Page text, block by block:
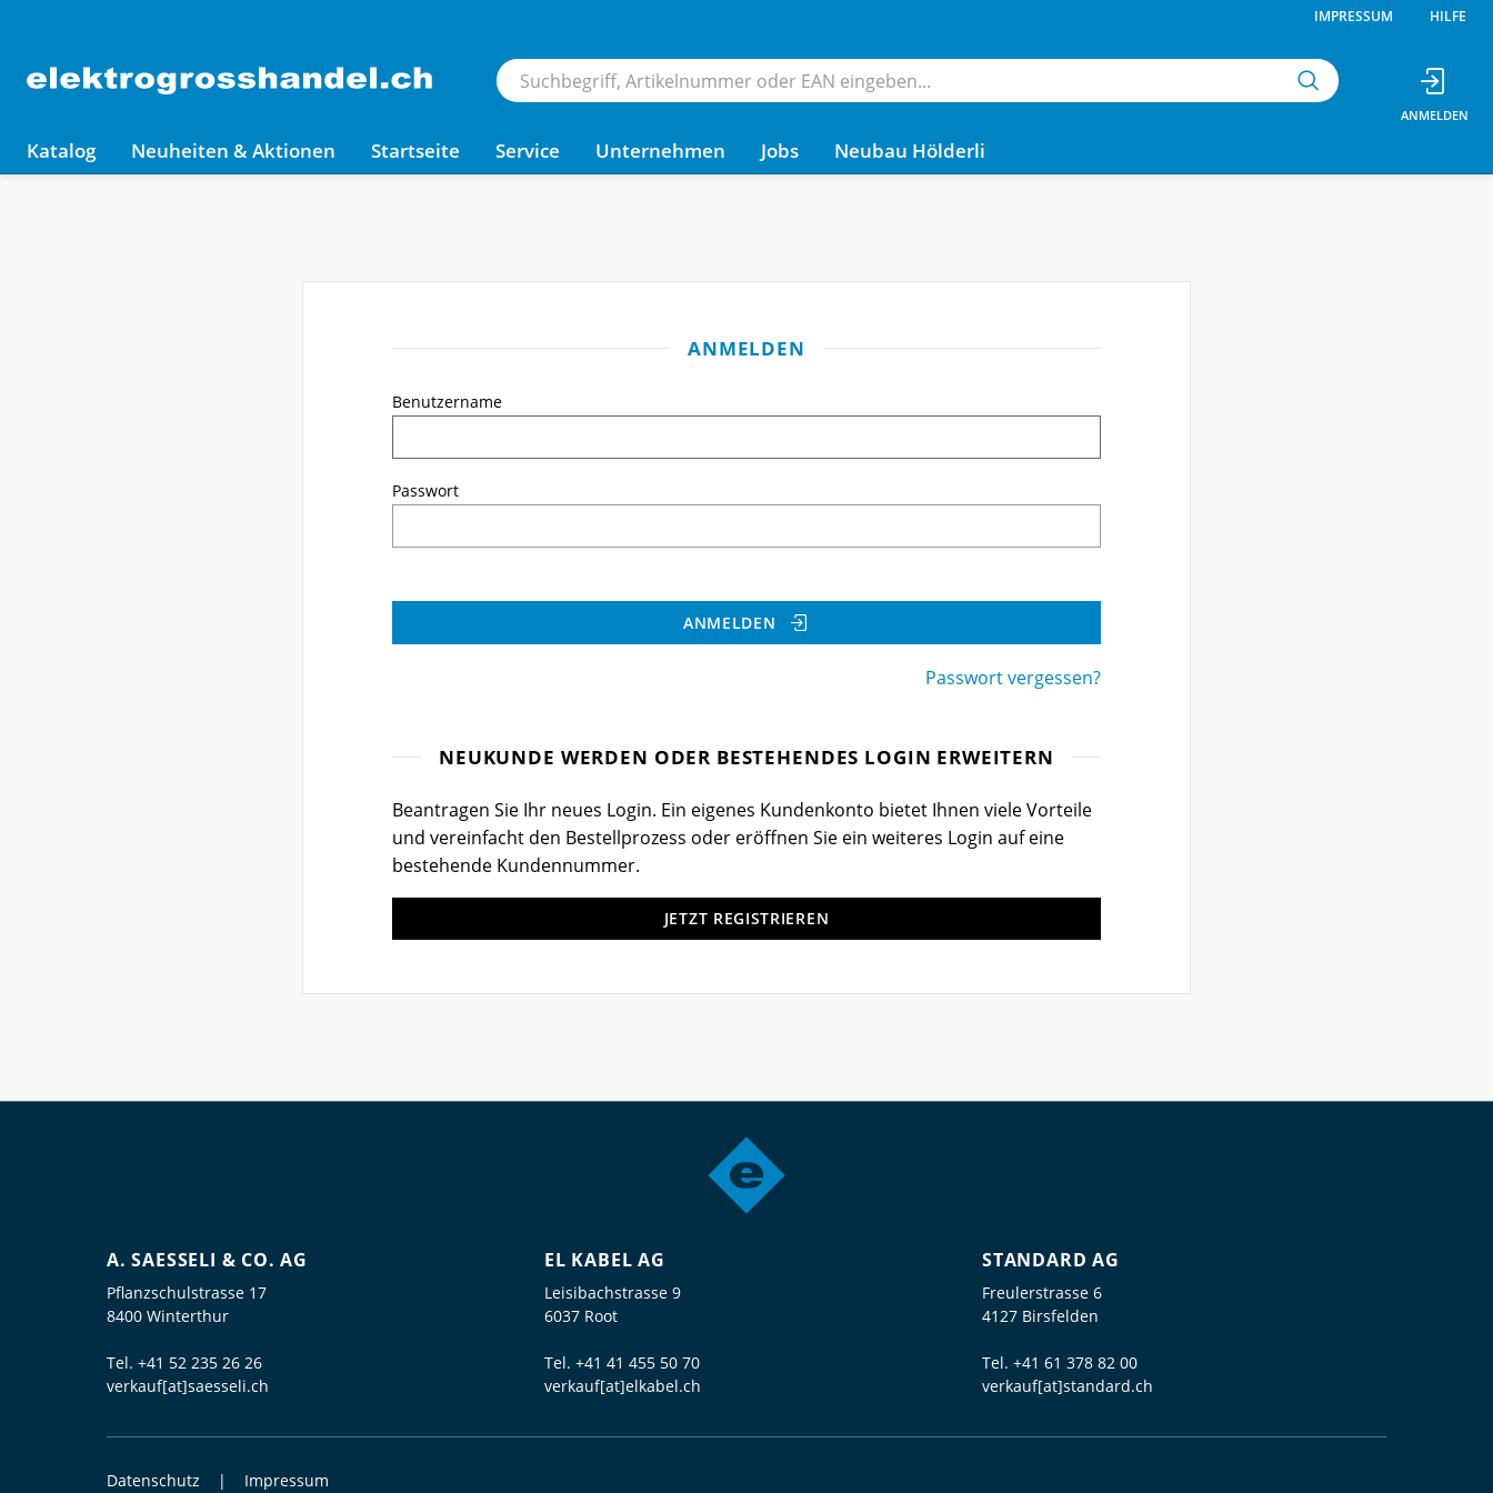
IMPRESSUM HILFE
Katalog Neuheiten & Aktionen Startseite Service Unternehmen Jobs Neubau Hölderli
ANMELDEN
Benutzername
Passwort
ANMELDEN
Passwort vergessen?
NEUKUNDE WERDEN ODER BESTEHENDES LOGIN ERWEITERN
Beantragen Sie Ihr neues Login. Ein eigenes Kundenkonto bietet Ihnen viele Vorteile
und vereinfacht den Bestellprozess oder eröffnen Sie ein weiteres Login auf eine
bestehende Kundennummer.
JETZT REGISTRIEREN
A. SAESSELI & CO. AG
Pflanzschulstrasse 17
8400 Winterthur
Tel. +41 52 235 26 26
verkauf[at]saesseli.ch
EL KABEL AG
Leisibachstrasse 9
6037 Root
Tel. +41 41 455 50 70
verkauf[at]elkabel.ch
STANDARD AG
Freulerstrasse 6
4127 Birsfelden
Tel. +41 61 378 82 00
verkauf[at]standard.ch
Datenschutz Impressum